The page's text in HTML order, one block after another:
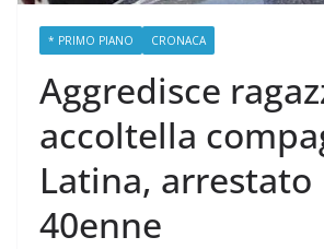
* PRIMO PIANO CRONACA
Aggredisce
accoltella
Latina, arrestato
40enne